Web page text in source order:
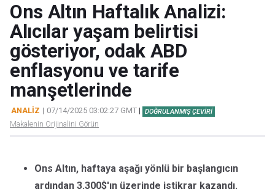
Ons Altın Haftalık Analizi:
Alıcılar yaşam belirtisi
gösteriyor, odak ABD
enflasyonu ve tarife
manşetlerinde
ANALİZ | 07/14/2025 03:02:27 GMT | DOĞRULANMIŞ ÇEVIRI
Makalenin Orijinalini Görün
Ons Altın, haftaya aşağı yönlü bir başlangıcın
ardından 3.300$'ın üzerinde istikrar kazandı.